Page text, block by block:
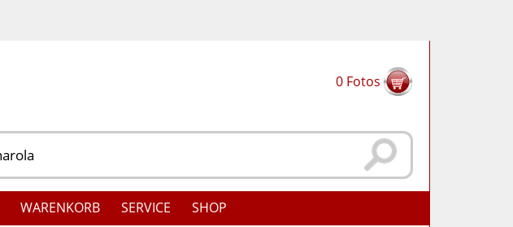
0 Fotos
WARENKORB SERVICE SHOP